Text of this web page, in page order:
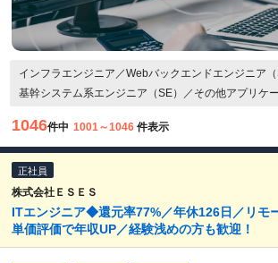
インフラエンジニア／Webバックエンドエンジニア
基幹システム系エンジニア（SE）／その他アプリケ
基幹システム系エンジニア（PG）／組み込み系・IoT
ア（PG）／その他・アプリケーション開発エンジニ
／テクニカルサポート・ヘルプデスク／セキュリティ
ア／社内SE・情報システムエンジニア／その他IT・
ニア関連職／Webアプリケーション開発（PM・PL）
系・IoT（PM・PL）／その他マネジメント関連職／IT
タント／SAP・ERP導入コンサルタント／プリセー
1046件中 1001～1046 件表示
正社員
株式会社ＥＳＥＳ
ITエンジニア◆還元率77%／年休126⽇／リモ
単価評価で年収UP／経験浅めの方も歓迎！